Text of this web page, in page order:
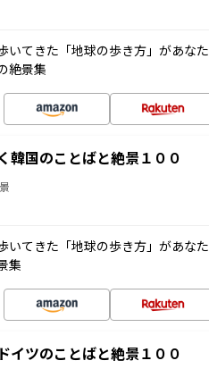
いてきた「地球の歩き方」があな
絶景集
韓国のことばと絶景１００
いてきた「地球の歩き方」があな
集
イツのことばと絶景１００